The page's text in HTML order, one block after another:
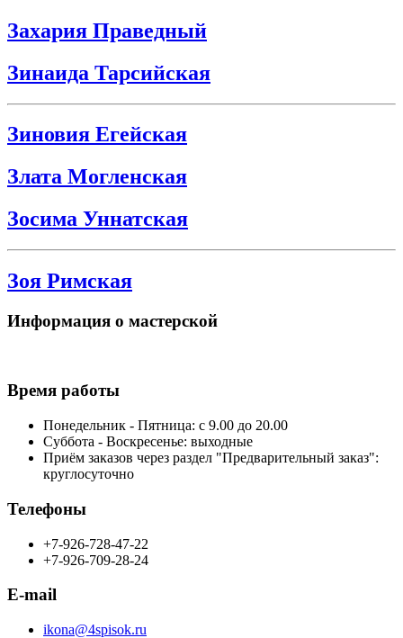
Захария Праведный
Зинаида Тарсийская
Зиновия Егейская
Злата Могленская
Зосима Уннатская
Зоя Римская
Информация о мастерской
Время работы
Понедельник - Пятница: с 9.00 до 20.00
Суббота - Воскресенье: выходные
Приём заказов через раздел "Предварительный заказ":
круглосуточно
Телефоны
+7-926-728-47-22
+7-926-709-28-24
E-mail
ikona@4spisok.ru